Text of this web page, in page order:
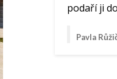
podaří ji
Pavla